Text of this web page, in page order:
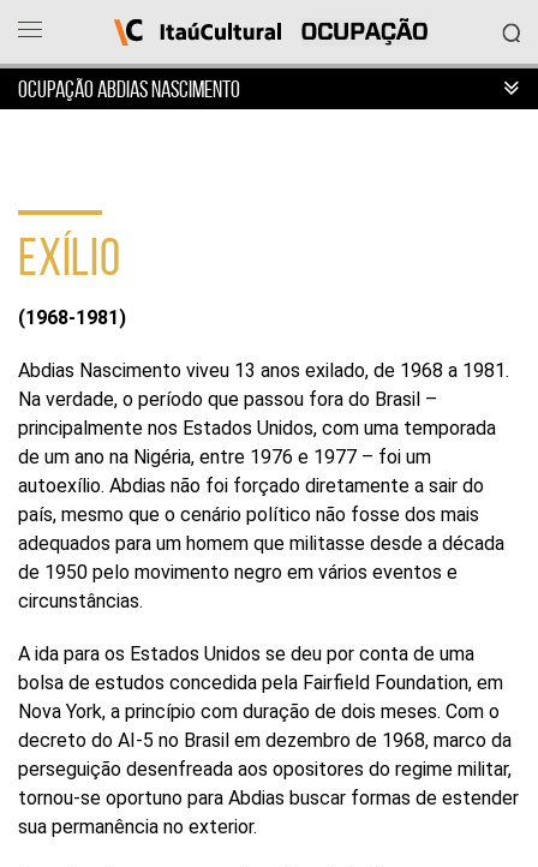
Ocupação
Cultural
que
acessar?
ocupações
Sobre
projeto
Entrar
em
contato
Buscar
por
ocupação
tema
Site
Itaú
Cultural
OCUPAÇÃO ABDIAS NASCIMENTO
EXÍLIO
(1968-1981)
Abdias Nascimento viveu 13 anos exilado, de 1968 a 1981.
Na verdade, o período que passou fora do Brasil –
principalmente nos Estados Unidos, com uma temporada
de um ano na Nigéria, entre 1976 e 1977 – foi um
autoexílio. Abdias não foi forçado diretamente a sair do
país, mesmo que o cenário político não fosse dos mais
adequados para um homem que militasse desde a década
de 1950 pelo movimento negro em vários eventos e
circunstâncias.
A ida para os Estados Unidos se deu por conta de uma
bolsa de estudos concedida pela Fairfield Foundation, em
Nova York, a princípio com duração de dois meses. Com o
decreto do AI-5 no Brasil em dezembro de 1968, marco da
perseguição desenfreada aos opositores do regime militar,
tornou-se oportuno para Abdias buscar formas de estender
sua permanência no exterior.